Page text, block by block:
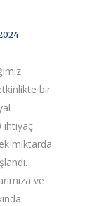
bir
ihtiyaç
miktarda
ve